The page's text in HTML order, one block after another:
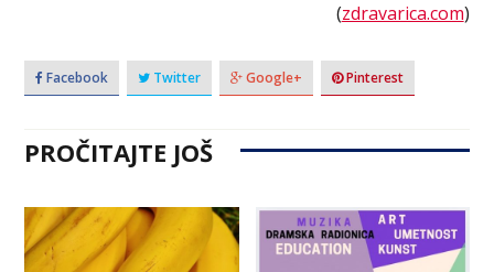
(zdravarica.com)
Facebook Twitter Google+ Pinterest
PROČITAJTE JOŠ